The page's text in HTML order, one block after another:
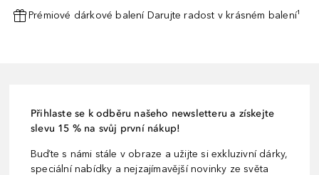
Prémiové dárkové balení Darujte radost v krásném balení¹
Přihlaste se k odběru našeho newsletteru a získejte
slevu 15 % na svůj první nákup!
Buďte s námi stále v obraze a užijte si exkluzivní dárky,
speciální nabídky a nejzajímavější novinky ze světa